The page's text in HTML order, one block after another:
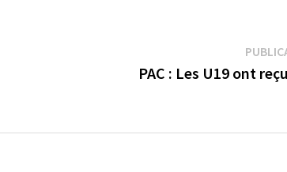
PAC : Les U19 ont